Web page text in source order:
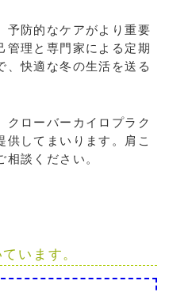
予防的なケアがより重要
管理と専門家による定期
、快適な冬の生活を送る
クローバーカイロプラク
供してまいります。肩こ
談ください。
います。